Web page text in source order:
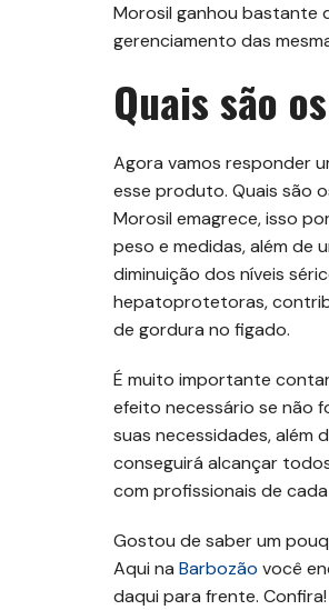
Morosil ganhou bastante
gerenciamento das
Quais são
Agora vamos responder
esse produto. Quais são
Morosil emagrece, isso
peso e medidas, além de
diminuição dos níveis
hepatoprotetoras,
de gordura no figado.
É muito importante
efeito necessário se não
suas necessidades, além
conseguirá alcançar
com profissionais de
Gostou de saber um
Aqui na Barbozão você
daqui para frente. Confira!